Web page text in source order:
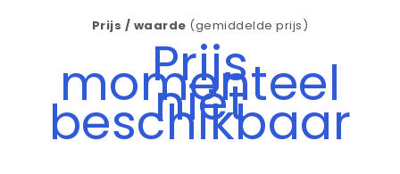
Prijs / waarde (gemiddelde prijs)
Prijs
momenteel
niet
beschikbaar